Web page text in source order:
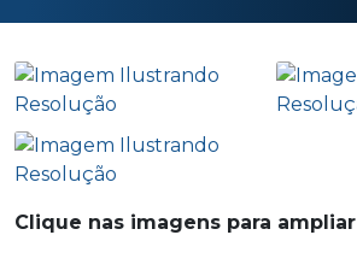
Clique nas imagens para ampliar